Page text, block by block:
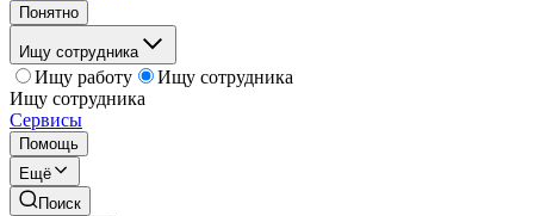
Понятно
Ищу сотрудника
Ищу работу
Ищу сотрудника
Ищу сотрудника
Сервисы
Помощь
Ещё
Поиск